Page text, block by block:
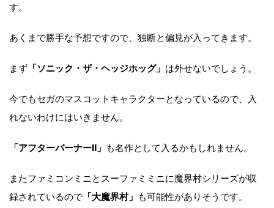
す。
あくまで勝手な予想ですので、独断と偏見が入ってきます。
まず 「ソニック・ザ・ヘッジホッグ」 は外せないでしょう。
今でもセガのマスコットキャラクターとなっているので、入
れないわけにはいきません。
「アフターバーナーⅡ」 も名作として入るかもしれません。
またファミコンミニとスーファミミニに魔界村シリーズが収
録されているので 「大魔界村」 も可能性がありそうです。